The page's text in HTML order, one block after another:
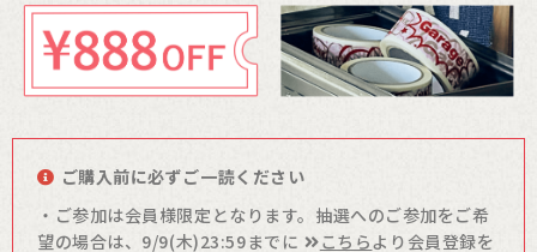
ご購入前に必ずご一読ください
・ご参加は会員様限定となります。抽選へのご参加をご希
望の場合は、9/9(木)23:59までに
こちらより会員登録を